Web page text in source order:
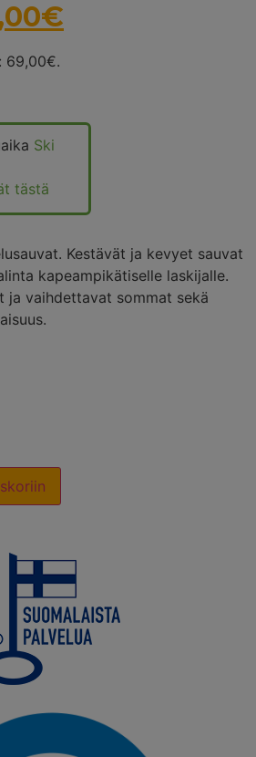
€
69,00€.
Ski
tästä
Kestävät ja kevyet sauvat
kapeampikätiselle laskijalle.
ja vaihdettavat sommat sekä